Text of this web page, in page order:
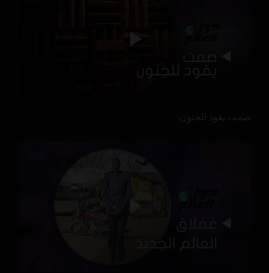
صمت يقود للجنون